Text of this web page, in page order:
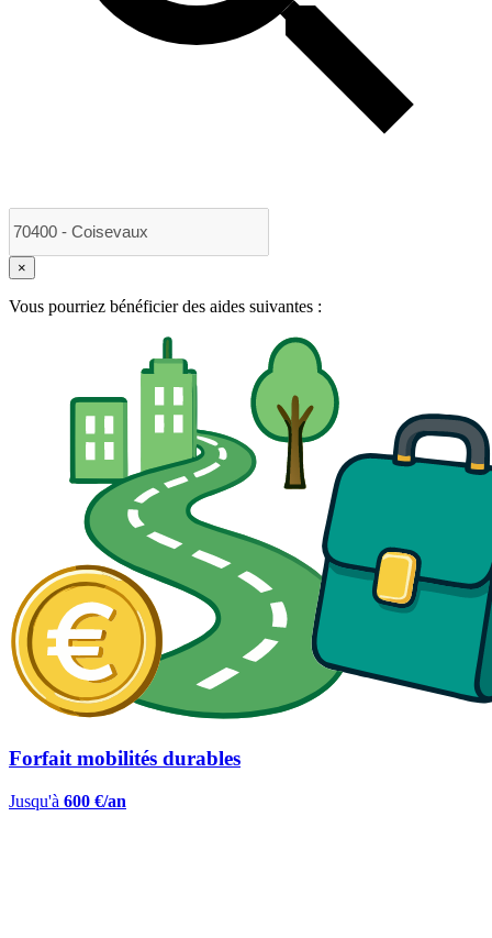
×
Vous pourriez bénéficier des aides suivantes :
Forfait mobilités durables
Jusqu'à 600 €/an